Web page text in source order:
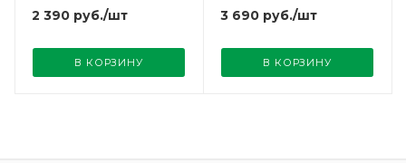
2 390 руб./шт
В КОРЗИНУ
3 690 руб./шт
В КОРЗИНУ